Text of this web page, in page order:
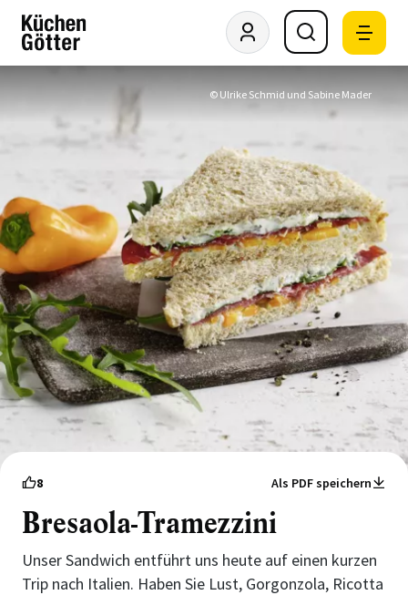
© Ulrike Schmid und Sabine Mader
8 Als PDF speichern
Bresaola-Tramezzini
Unser Sandwich entführt uns heute auf einen kurzen
Trip nach Italien. Haben Sie Lust, Gorgonzola, Ricotta